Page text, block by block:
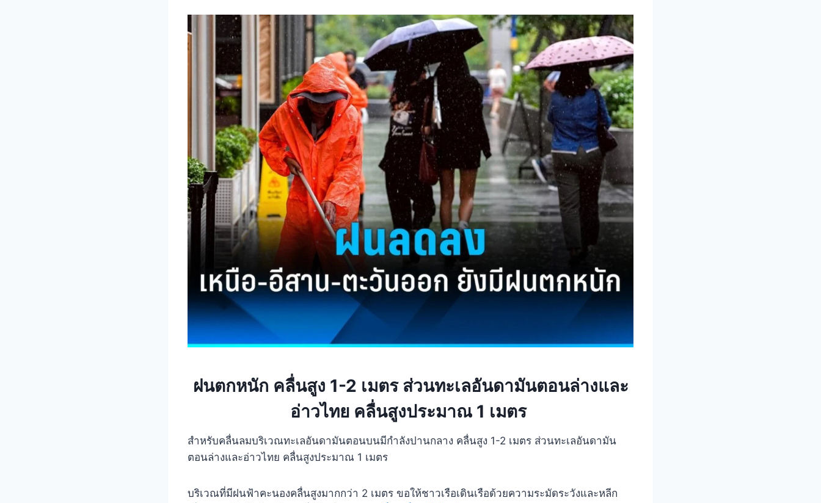
ฝนตกหนัก คลื่นสูง 1-2 เมตร ส่วนทะเลอันดามันตอนล่างและ
อ่าวไทย คลื่นสูงประมาณ 1 เมตร
สำหรับคลื่นลมบริเวณทะเลอันดามันตอนบนมีกำลังปานกลาง คลื่นสูง 1-2 เมตร ส่วนทะเลอันดามัน
ตอนล่างและอ่าวไทย คลื่นสูงประมาณ 1 เมตร
บริเวณที่มีฝนฟ้าคะนองคลื่นสูงมากกว่า 2 เมตร ขอให้ชาวเรือเดินเรือด้วยความระมัดระวังและหลีก